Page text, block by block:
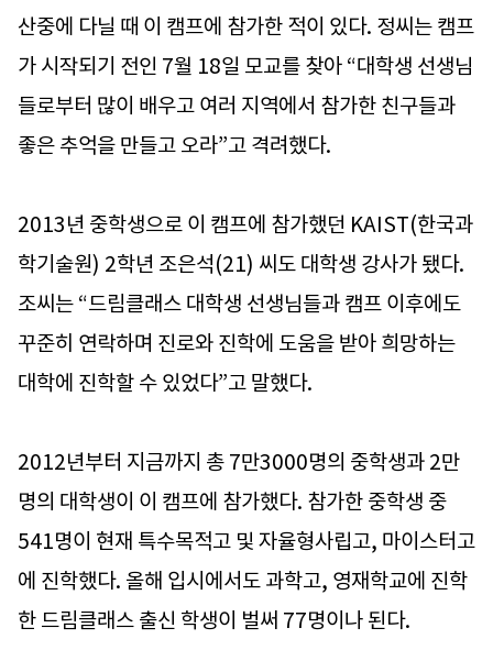
산중에 다닐 때 이 캠프에 참가한 적이 있다. 정씨는 캠프
가 시작되기 전인 7월 18일 모교를 찾아 “대학생 선생님
들로부터 많이 배우고 여러 지역에서 참가한 친구들과
좋은 추억을 만들고 오라”고 격려했다.
2013년 중학생으로 이 캠프에 참가했던 KAIST(한국과
학기술원) 2학년 조은석(21) 씨도 대학생 강사가 됐다.
조씨는 “드림클래스 대학생 선생님들과 캠프 이후에도
꾸준히 연락하며 진로와 진학에 도움을 받아 희망하는
대학에 진학할 수 있었다”고 말했다.
2012년부터 지금까지 총 7만3000명의 중학생과 2만
명의 대학생이 이 캠프에 참가했다. 참가한 중학생 중
541명이 현재 특수목적고 및 자율형사립고, 마이스터고
에 진학했다. 올해 입시에서도 과학고, 영재학교에 진학
한 드림클래스 출신 학생이 벌써 77명이나 된다.